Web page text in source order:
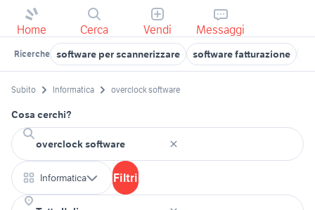
Home Cerca Vendi Messaggi
Ricerche software per scannerizzare software fatturazione
Subito Informatica overclock software
Cosa cerchi?
Informatica Filtri